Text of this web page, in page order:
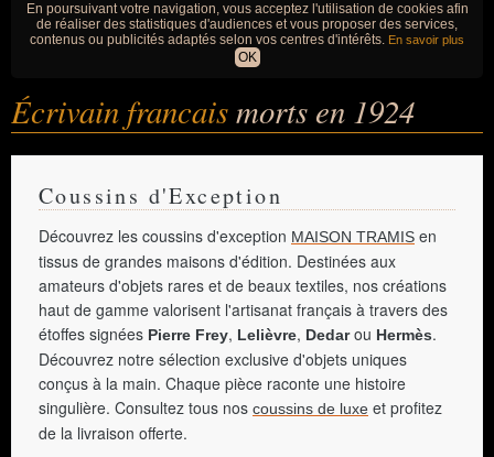
En poursuivant votre navigation, vous acceptez l'utilisation de cookies afin
de réaliser des statistiques d'audiences et vous proposer des services,
contenus ou publicités adaptés selon vos centres d'intérêts. En savoir plus
OK
Écrivain francaismorts en 1924
Coussins d'Exception
Découvrez les coussins d'exception MAISON TRAMIS en
tissus de grandes maisons d'édition. Destinées aux
amateurs d'objets rares et de beaux textiles, nos créations
haut de gamme valorisent l'artisanat français à travers des
étoffes signées Pierre Frey, Lelièvre, Dedarou Hermès.
Découvrez notre sélection exclusive d'objets uniques
conçus à la main. Chaque pièce raconte une histoire
singulière. Consultez tous nos coussins de luxe et profitez
de la livraison offerte.